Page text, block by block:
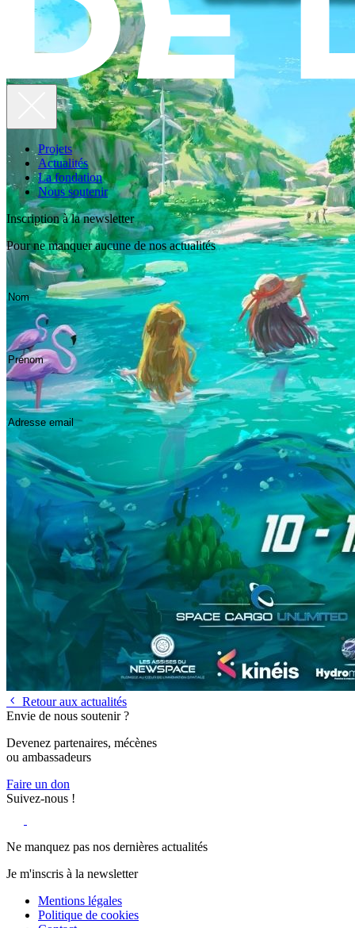
Projets
Actualités
La fondation
Nous soutenir
Inscription à la newsletter
Pour ne manquer aucune de nos actualités
Retour aux actualités
Envie de nous soutenir ?
Devenez partenaires, mécènes
ou ambassadeurs
Faire un don
Suivez-nous !
Ne manquez pas nos dernières actualités
Je m'inscris à la newsletter
Mentions légales
Politique de cookies